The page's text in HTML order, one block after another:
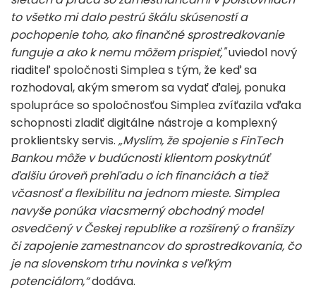
to všetko mi dalo pestrú škálu skúseností a
pochopenie toho, ako finančné sprostredkovanie
funguje a ako k nemu môžem prispieť,"uviedol nový
riaditeľ spoločnosti Simplea s tým, že keď sa
rozhodoval, akým smerom sa vydať ďalej, ponuka
spolupráce so spoločnosťou Simplea zvíťazila vďaka
schopnosti zladiť digitálne nástroje a komplexný
proklientsky servis. „Myslím, že spojenie s FinTech
Bankou môže v budúcnosti klientom poskytnúť
ďalšiu úroveň prehľadu o ich financiách a tiež
včasnosť a flexibilitu na jednom mieste. Simplea
navyše ponúka viacsmerný obchodný model
osvedčený v Českej republike a rozšírený o franšízy
či zapojenie zamestnancov do sprostredkovania, čo
je na slovenskom trhu novinka s veľkým
potenciálom,“dodáva.